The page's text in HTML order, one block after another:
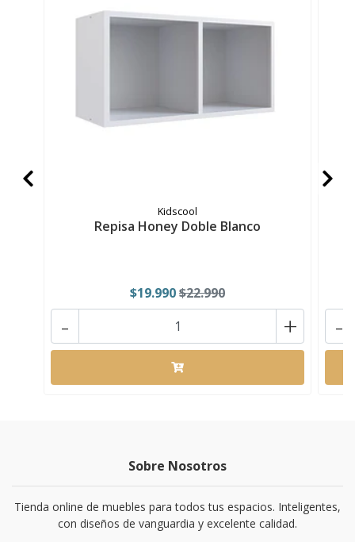
Kidscool
Repisa Honey Doble Blanco
$19.990$22.990
+
- -
Sobre Nosotros
Tienda online de muebles para todos tus espacios. Inteligentes,
con diseños de vanguardia y excelente calidad.